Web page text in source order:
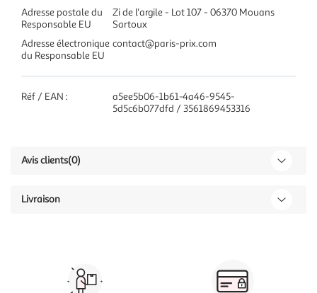
Adresse postale du
Responsable EU
Zi de l'argile - Lot 107 - 06370 Mouans
Sartoux
Adresse électronique
du Responsable EU
contact@paris-prix.com
Réf / EAN :
a5ee5b06-1b61-4a46-9545-
5d5c6b077dfd / 3561869453316
Avis clients(0)
Livraison